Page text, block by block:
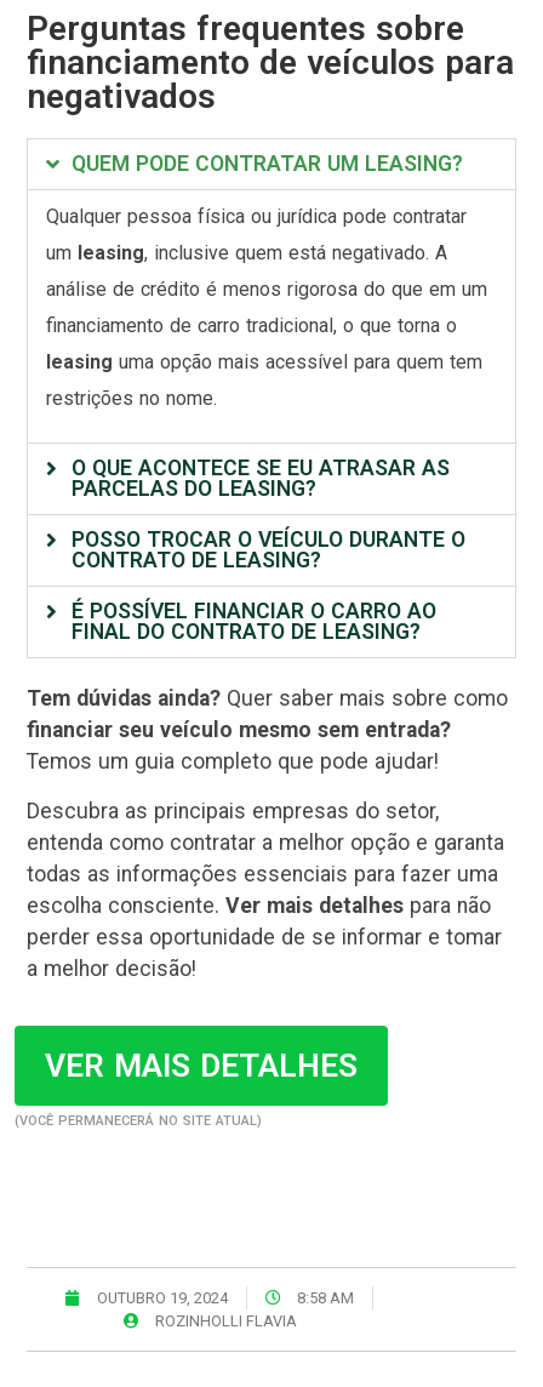
Perguntas frequentes sobre
financiamento de veículos para
negativados
QUEM PODE CONTRATAR UM LEASING?
Qualquer pessoa física ou jurídica pode contratar
um leasing, inclusive quem está negativado. A
análise de crédito é menos rigorosa do que em um
financiamento de carro tradicional, o que torna o
leasing uma opção mais acessível para quem tem
restrições no nome.
O QUE ACONTECE SE EU ATRASAR AS
PARCELAS DO LEASING?
POSSO TROCAR O VEÍCULO DURANTE O
CONTRATO DE LEASING?
É POSSÍVEL FINANCIAR O CARRO AO
FINAL DO CONTRATO DE LEASING?
Tem dúvidas ainda? Quer saber mais sobre como
financiar seu veículo mesmo sem entrada?
Temos um guia completo que pode ajudar!
Descubra as principais empresas do setor,
entenda como contratar a melhor opção e garanta
todas as informações essenciais para fazer uma
escolha consciente. Ver mais detalhes para não
perder essa oportunidade de se informar e tomar
a melhor decisão!
VER MAIS DETALHES
(VOCÊ PERMANECERÁ NO SITE ATUAL)
OUTUBRO 19, 2024
8:58 AM
ROZINHOLLI FLAVIA